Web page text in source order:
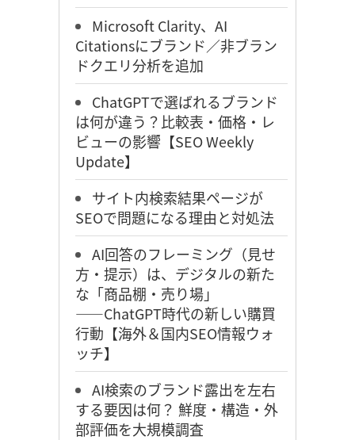
Microsoft Clarity、AI
Citationsにブランド／非ブラン
ドクエリ分析を追加
ChatGPTで選ばれるブランド
は何が違う？比較表・価格・レ
ビューの影響【SEO Weekly
Update】
サイト内検索結果ページが
SEOで問題になる理由と対処法
AI回答のフレーミング（見せ
方・提示）は、デジタルの新た
な「商品棚・売り場」
――ChatGPT時代の新しい購買
行動【海外＆国内SEO情報ウォ
ッチ】
AI検索のブランド露出を左右
する要因は何？ 鮮度・構造・外
部評価を大規模調査